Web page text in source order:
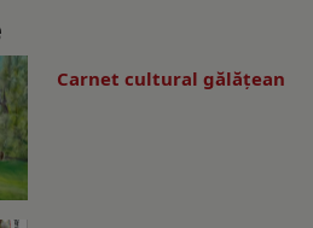
Carnet cultural gălăţean